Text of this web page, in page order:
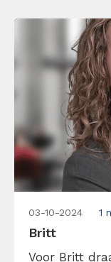
effectief […]
03-10-2024 1
Britt
Voor Britt